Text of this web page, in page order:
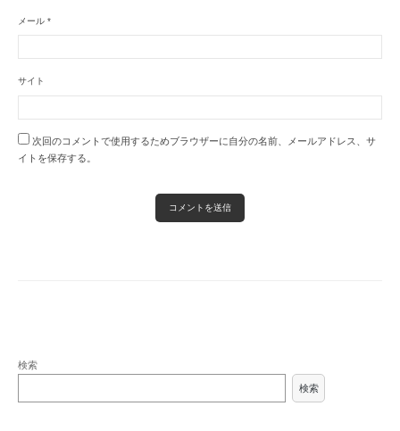
メール *
サイト
次回のコメントで使用するためブラウザーに自分の名前、メールアドレス、サ
イトを保存する。
検索
検索